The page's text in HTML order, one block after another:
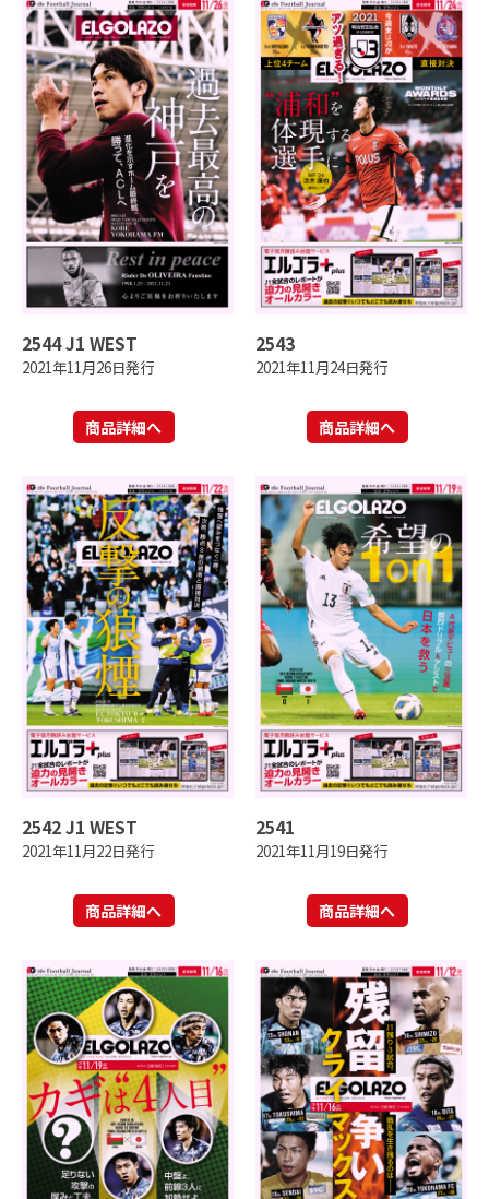
2544 J1 WEST
2021年11月26日発行
商品詳細へ
2543
2021年11月24日発行
商品詳細へ
2542 J1 WEST
2021年11月22日発行
商品詳細へ
2541
2021年11月19日発行
商品詳細へ